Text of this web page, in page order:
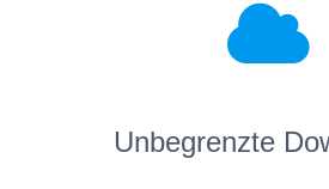
Unbegrenzte